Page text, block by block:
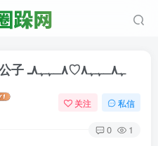
组完了 ˋˏᰔᩚˎˊ˗居家日常长公子 ٨ـﮩﮩ٨ـ♡‎‎ﮩ٨ـﮩﮩ٨
关注 私信
0 1